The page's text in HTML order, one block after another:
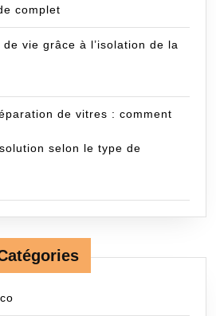
complet
vie grâce à l’isolation de la
de vitres : comment
selon le type de